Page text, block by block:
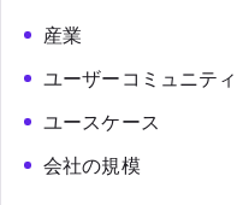
産業
ユーザーコミュニティ
ユースケース
会社の規模